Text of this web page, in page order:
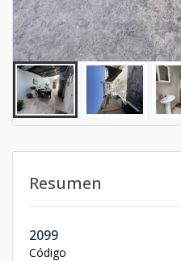
Resumen
2099
Código